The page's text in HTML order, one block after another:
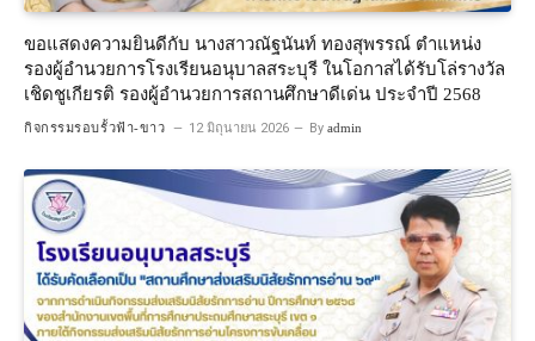
ขอแสดงความยินดีกับ นางสาวณัฐนันท์ ทองสุพรรณ์ ตำแหน่ง
รองผู้อำนวยการโรงเรียนอนุบาลสระบุรี ในโอกาสได้รับโล่รางวัล
เชิดชูเกียรติ รองผู้อำนวยการสถานศึกษาดีเด่น ประจำปี 2568
กิจกรรมรอบรั้วฟ้า-ขาว 12 มิถุนายน 2026 By admin